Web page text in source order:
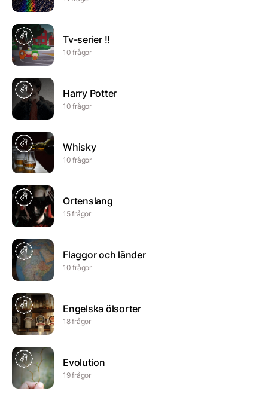
Tv-serier !!
10 frågor
Harry Potter
10 frågor
Whisky
10 frågor
Ortenslang
15 frågor
Flaggor och länder
10 frågor
Engelska ölsorter
18 frågor
Evolution
19 frågor